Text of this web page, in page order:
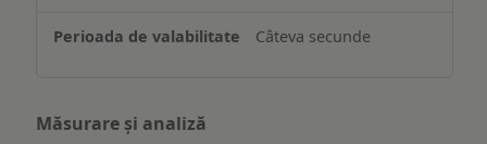
Câteva secunde
Măsurare și analiză